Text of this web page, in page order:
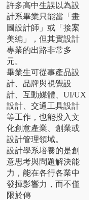
許多高中生誤以為設
計系畢業只能當「畫
圖設計師」或「接案
美編」，但其實設計
專業的出路非常多
元。
畢業生可從事產品設
計、品牌與視覺設
計、互動媒體、UI/UX
設計、交通工具設計
等工作，也能投入文
化創意產業、創業或
設計管理領域。
設計學系培養的是創
意思考與問題解決能
力，能在各行各業中
發揮影響力，而不僅
限於傳